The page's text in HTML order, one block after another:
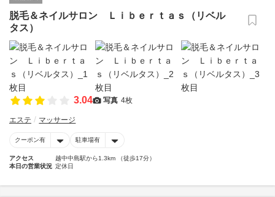
脱毛＆ネイルサロン Ｌｉｂｅｒｔａｓ（リベル
タス）
3.04 写真 4枚
エステ マッサージ
クーポン有 駐車場有
アクセス
越中中島駅から1.3km （徒歩17分）
本日の営業状況 定休日